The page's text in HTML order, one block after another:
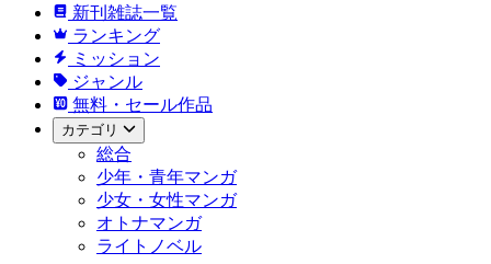
新刊雑誌一覧
ランキング
ミッション
ジャンル
無料・セール作品
カテゴリ
総合
少年・青年マンガ
少女・女性マンガ
オトナマンガ
ライトノベル